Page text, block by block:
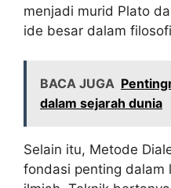
menjadi murid Plato
ide besar dalam
BACA JUGA
dalam sejarah dunia
Selain itu, Metode
fondasi penting dalam